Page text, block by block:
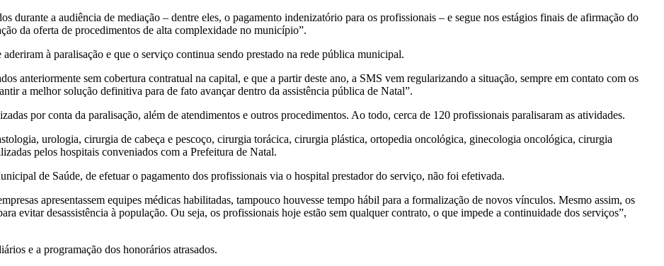
durante a audiência de mediação – dentre eles, o pagamento indenizatório para os profissionais – e segue nos estágios finais de afirmação do
da oferta de procedimentos de alta complexidade no município”.
à paralisação e que o serviço continua sendo prestado na rede pública municipal.
anteriormente sem cobertura contratual na capital, e que a partir deste ano, a SMS vem regularizando a situação, sempre em contato com os
a melhor solução definitiva para de fato avançar dentro da assistência pública de Natal”.
por conta da paralisação, além de atendimentos e outros procedimentos. Ao todo, cerca de 120 profissionais paralisaram as atividades.
urologia, cirurgia de cabeça e pescoço, cirurgia torácica, cirurgia plástica, ortopedia oncológica, ginecologia oncológica, cirurgia
pelos hospitais conveniados com a Prefeitura de Natal.
de Saúde, de efetuar o pagamento dos profissionais via o hospital prestador do serviço, não foi efetivada.
apresentassem equipes médicas habilitadas, tampouco houvesse tempo hábil para a formalização de novos vínculos. Mesmo assim, os
evitar desassistência à população. Ou seja, os profissionais hoje estão sem qualquer contrato, o que impede a continuidade dos serviços”,
e a programação dos honorários atrasados.